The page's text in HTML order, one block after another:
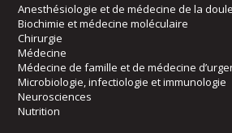
Anesthésiologie et de médecine de la
Biochimie et médecine moléculaire
Chirurgie
Médecine
Médecine de famille et de médecine
Microbiologie, infectiologie et immunologie
Neurosciences
Nutrition